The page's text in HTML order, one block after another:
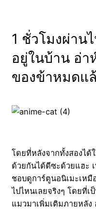
1 ชั่วโมงผ่าน
อยู่ในบ้าน อ่า
ของข้าหมดแ
โดยที่หลังจากทั้งสองได้
ด้วยกันได้ดีซะด้วยแฮะ
ชอบดูการ์ตูนอนิเมะเห
ไปไหนเลยจริงๆ โดยที่
แมวมาเพิ่มเติมภายหลั